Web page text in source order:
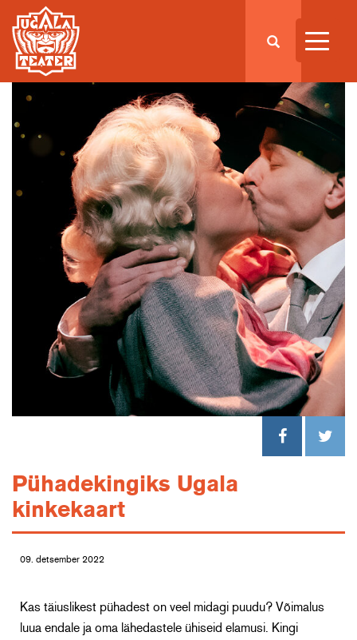
Pühadekingiks Ugala
kinkekaart
09. detsember 2022
Kas täiuslikest pühadest on veel midagi puudu? Võimalus
luua endale ja oma lähedastele ühiseid elamusi. Kingi